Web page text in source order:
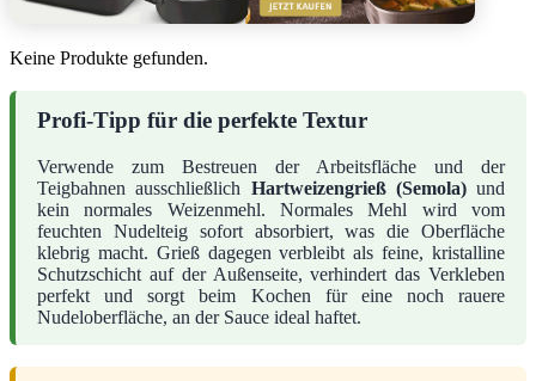
Keine Produkte gefunden.
Profi-Tipp für die perfekte Textur
Verwende zum Bestreuen der Arbeitsfläche und der
Teigbahnen ausschließlich Hartweizengrieß (Semola)und
kein normales Weizenmehl. Normales Mehl wird vom
feuchten Nudelteig sofort absorbiert, was die Oberfläche
klebrig macht. Grieß dagegen verbleibt als feine, kristalline
Schutzschicht auf der Außenseite, verhindert das Verkleben
perfekt und sorgt beim Kochen für eine noch rauere
Nudeloberfläche, an der Sauce ideal haftet.